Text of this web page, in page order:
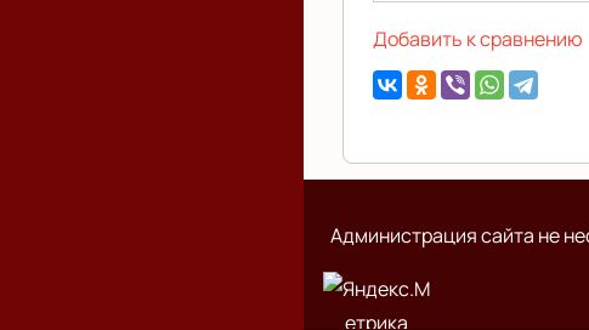
Добавить к сравнению
Администрация сайта не